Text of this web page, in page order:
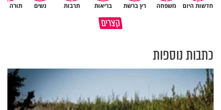
חדשות היום משפחה רץ ברשת בריאות תרבות נשים תורה
קצריםמדוע האמונה נמשלה למלח?
גם ׳הרע׳ זה הרחמים של בורא
כתבות נוספות